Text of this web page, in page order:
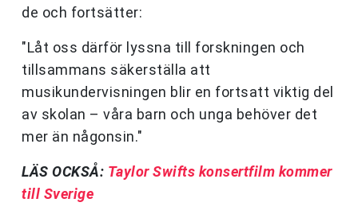
de och fortsätter:
"Låt oss därför lyssna till forskningen och
tillsammans säkerställa att
musikundervisningen blir en fortsatt viktig del
av skolan – våra barn och unga behöver det
mer än någonsin."
LÄS OCKSÅ: Taylor Swifts konsertfilm kommer
till Sverige